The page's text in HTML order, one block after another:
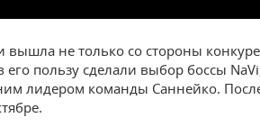
вышла не только со стороны
пользу сделали выбор боссы
лидером команды Саннейко.